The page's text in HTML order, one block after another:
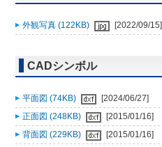
外観写真 (122KB) [2022/09/15]
CADシンボル
平面図 (74KB)
[2024/06/27]
正面図 (248KB)
[2015/01/16]
背面図 (229KB)
[2015/01/16]